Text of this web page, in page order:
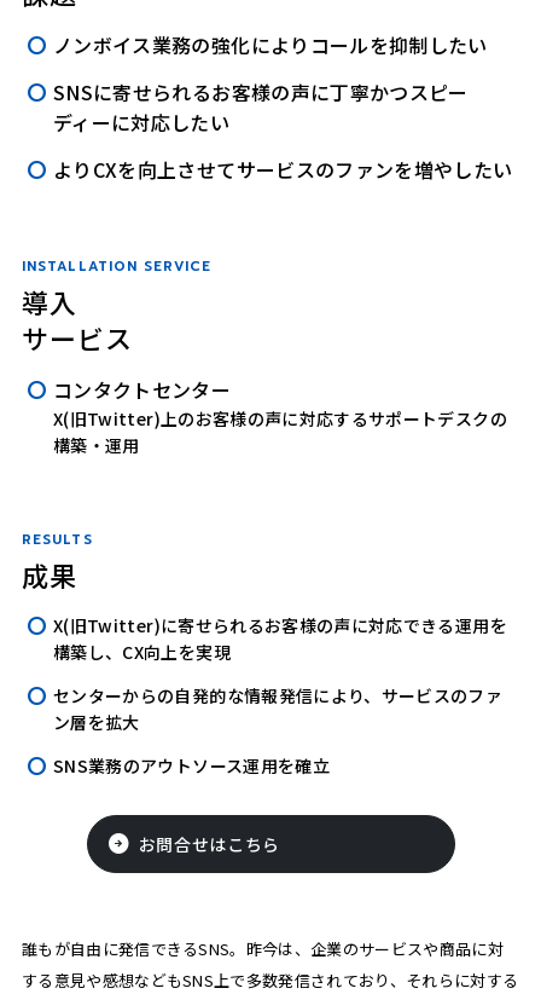
ノンボイス業務の強化によりコールを抑制したい
SNSに寄せられるお客様の声に丁寧かつスピー
ディーに対応したい
よりCXを向上させてサービスのファンを増やしたい
INSTALLATION SERVICE
導入
サービス
コンタクトセンター
X(旧Twitter)上のお客様の声に対応するサポートデスクの
構築・運用
RESULTS
成果
X(旧Twitter)に寄せられるお客様の声に対応できる運用を
構築し、CX向上を実現
センターからの自発的な情報発信により、サービスのファ
ン層を拡大
SNS業務のアウトソース運用を確立
お問合せはこちら
誰もが自由に発信できるSNS。昨今は、企業のサービスや商品に対
する意見や感想などもSNS上で多数発信されており、それらに対する